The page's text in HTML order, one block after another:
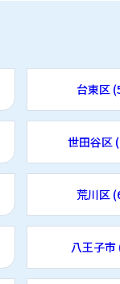
台東区
世田谷区
荒川区
八王子市